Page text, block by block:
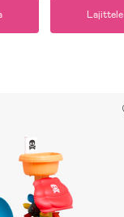
Lajittele